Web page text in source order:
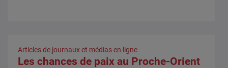
Articles de journaux et médias en ligne
Les chances de paix au Proche-Orient